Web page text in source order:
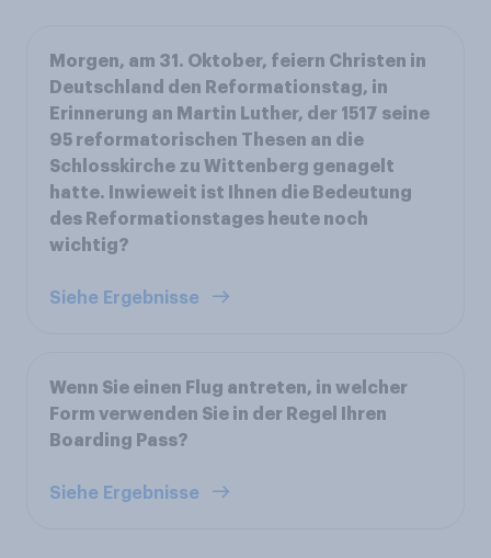
Morgen, am 31. Oktober, feiern Christen in
Deutschland den Reformationstag, in
Erinnerung an Martin Luther, der 1517 seine
95 reformatorischen Thesen an die
Schlosskirche zu Wittenberg genagelt
hatte. Inwieweit ist Ihnen die Bedeutung
des Reformationstages heute noch
wichtig?
Siehe Ergebnisse
Wenn Sie einen Flug antreten, in welcher
Form verwenden Sie in der Regel Ihren
Boarding Pass?
Siehe Ergebnisse